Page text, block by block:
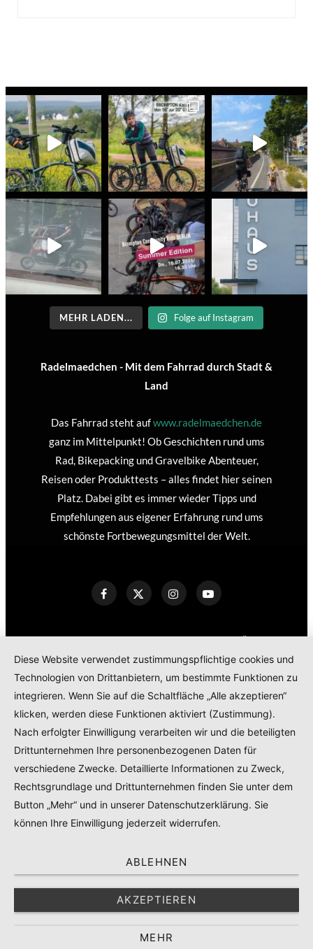
MEHR LADEN... Folge auf Instagram
Radelmaedchen - Mit dem Fahrrad durch Stadt &
Land
Das Fahrrad steht aufwww.radelmaedchen.de
ganz im Mittelpunkt! Ob Geschichten rund ums
Rad, Bikepacking und Gravelbike Abenteuer,
Reisen oder Produkttests – alles findet hier seinen
Platz. Dabei gibt es immer wieder Tipps und
Empfehlungen aus eigener Erfahrung rund ums
schönste Fortbewegungsmittel der Welt.
KONTAKT IMPRESSUM DATENSCHUTZERKLÄRUNG
COOKIE POLICY
TEILNAHMEBEDINGUNGEN GEWINNSPIEL
PRODUKTTESTS – KOOPERATIONEN – SPONSORED POSTS
© 2024RADELMAEDCHEN- REGISTERED BRAND.
TOP
Diese Website verwendet zustimmungspflichtige cookies und
Technologien von Drittanbietern, um bestimmte Funktionen zu
integrieren. Wenn Sie auf die Schaltfläche „Alle akzeptieren“
klicken, werden diese Funktionen aktiviert (Zustimmung).
Nach erfolgter Einwilligung verarbeiten wir und die beteiligten
Drittunternehmen Ihre personenbezogenen Daten für
verschiedene Zwecke. Detaillierte Informationen zu Zweck,
Rechtsgrundlage und Drittunternehmen finden Sie unter dem
Button „Mehr“ und in unserer Datenschutzerklärung. Sie
können Ihre Einwilligung jederzeit widerrufen.
ABLEHNEN
AKZEPTIEREN
MEHR